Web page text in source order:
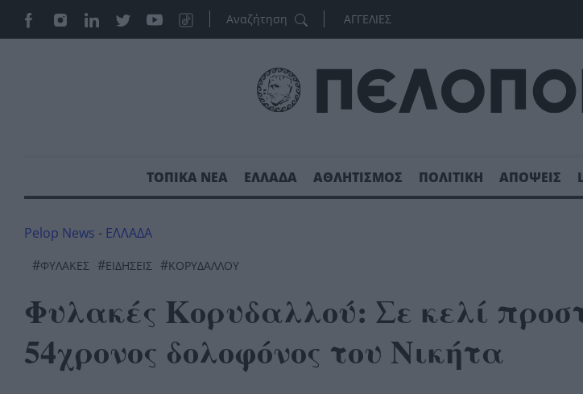
ΑΓΓΕΛΙΕΣ
ΤΟΠΙΚΑ ΝΕΑ ΕΛΛΑΔΑ ΑΘΛΗΤΙΣΜΟΣ ΠΟΛΙΤΙΚΗ ΑΠΟΨΕΙΣ
Pelop News - ΕΛΛΑΔΑ
#ΦΥΛΑΚΈΣ #ΕΙΔΗΣΕΙΣ #ΚΟΡΥΔΑΛΛΟΎ
Φυλακές Κορυδαλλού: Σε κελί
54χρονος δολοφόνος του Νικήτα